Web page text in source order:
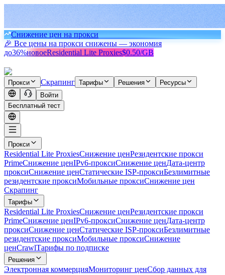
Снижение цен на прокси
🎉 Все цены на прокси снижены — экономия
до36%новоеResidential Lite Proxies$0.50/GB
Прокси Скрапинг Тарифы Решения
Ресурсы
Войти
Бесплатный тест
Прокси
Residential Lite ProxiesСнижение ценРезидентские прокси
PrimeСнижение ценIPv6-проксиСнижение ценДата-центр
проксиСнижение ценСтатические ISP-проксиБезлимитные
резидентские проксиМобильные проксиСнижение цен
Скрапинг
Тарифы
Residential Lite ProxiesСнижение ценРезидентские прокси
PrimeСнижение ценIPv6-проксиСнижение ценДата-центр
проксиСнижение ценСтатические ISP-проксиБезлимитные
резидентские проксиМобильные проксиСнижение
ценCrawlТарифы по подписке
Решения
Электронная коммерцияМониторинг ценСбор данных для